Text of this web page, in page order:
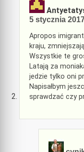
5 stycznia
Apropos
kraju,
Wszystkie te
Latają za
jedzie tylko oni
Napisałbym
sprawdzać czy